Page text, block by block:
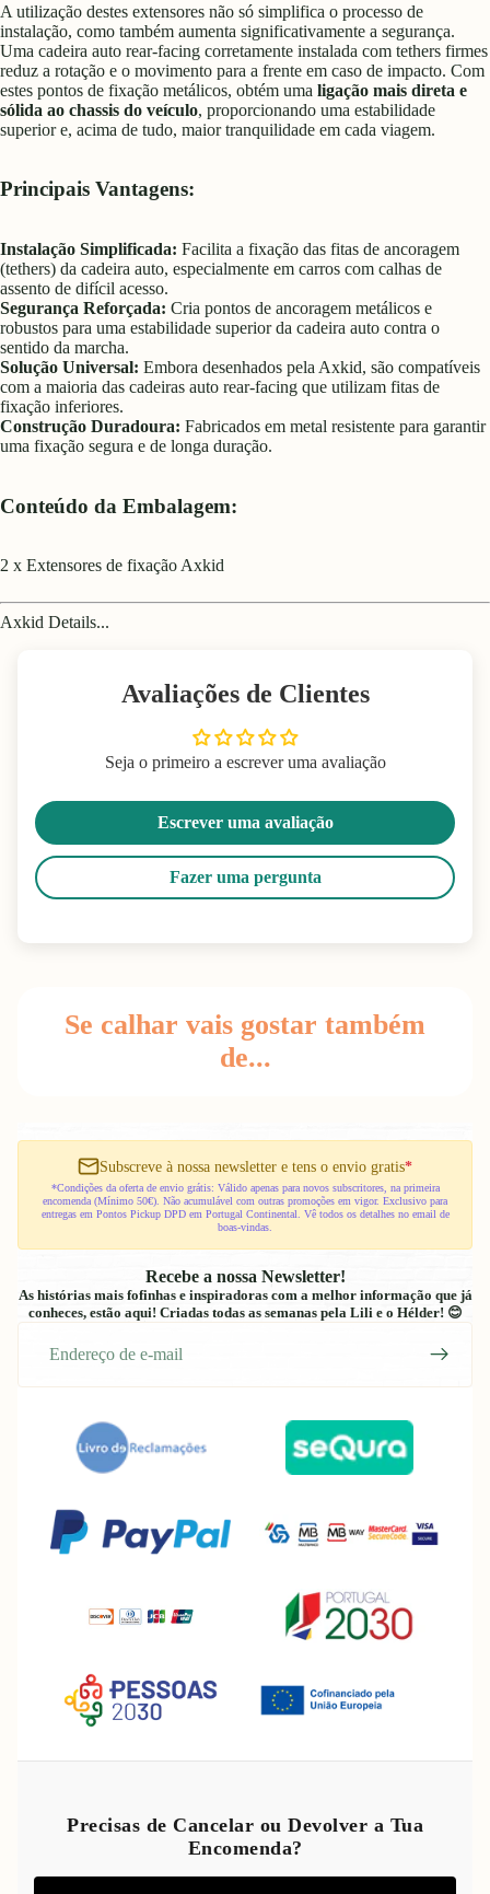
A utilização destes extensores não só simplifica o processo de
instalação, como também aumenta significativamente a segurança.
Uma cadeira auto rear-facing corretamente instalada com tethers firmes
reduz a rotação e o movimento para a frente em caso de impacto. Com
estes pontos de fixação metálicos, obtém uma ligação mais direta e
sólida ao chassis do veículo, proporcionando uma estabilidade
superior e, acima de tudo, maior tranquilidade em cada viagem.
Principais Vantagens:
Instalação Simplificada: Facilita a fixação das fitas de ancoragem
(tethers) da cadeira auto, especialmente em carros com calhas de
assento de difícil acesso.
Segurança Reforçada: Cria pontos de ancoragem metálicos e
robustos para uma estabilidade superior da cadeira auto contra o
sentido da marcha.
Solução Universal: Embora desenhados pela Axkid, são compatíveis
com a maioria das cadeiras auto rear-facing que utilizam fitas de
fixação inferiores.
Construção Duradoura: Fabricados em metal resistente para garantir
uma fixação segura e de longa duração.
Conteúdo da Embalagem:
2 x Extensores de fixação Axkid
Axkid Details...
Avaliações de Clientes
Seja o primeiro a escrever uma avaliação
Escrever uma avaliação
Fazer uma pergunta
Se calhar vais gostar também
de...
Subscreve à nossa newsletter e tens o envio gratis*
*Condições da oferta de envio grátis: Válido apenas para novos subscritores, na primeira
encomenda (Mínimo 50€). Não acumulável com outras promoções em vigor. Exclusivo para
entregas em Pontos Pickup DPD em Portugal Continental. Vê todos os detalhes no email de
boas-vindas.
Recebe a nossa Newsletter!
As histórias mais fofinhas e inspiradoras com a melhor informação que já
conheces, estão aqui! Criadas todas as semanas pela Lili e o Hélder! 😊
Precisas de Cancelar ou Devolver a Tua
Encomenda?
Política de privacidade
Termos do serviço
Política de envio